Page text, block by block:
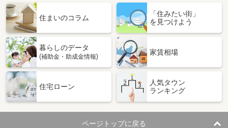
住まいのコラム
「住みたい街」
を見つけよう
暮らしのデータ
(補助金・助成金情報)
家賃相場
住宅ローン
人気タウン
ランキング
ページトップに戻る